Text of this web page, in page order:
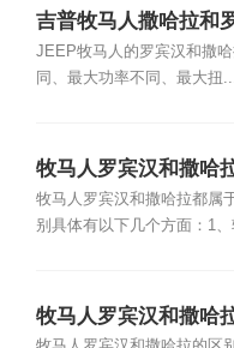
吉普牧马人撒哈拉和
别？
JEEP牧马人的罗宾汉和撒
同、最大功率不同、最大扭...
牧马人罗宾汉和撒哈
牧马人罗宾汉和撒哈拉都属
别具体有以下几个方面：1、
牧马人罗宾汉和撒哈